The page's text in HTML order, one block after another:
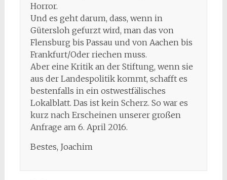
Horror.
Und es geht darum, dass, wenn in
Gütersloh gefurzt wird, man das von
Flensburg bis Passau und von Aachen bis
Frankfurt/Oder riechen muss.
Aber eine Kritik an der Stiftung, wenn sie
aus der Landespolitik kommt, schafft es
bestenfalls in ein ostwestfälisches
Lokalblatt. Das ist kein Scherz. So war es
kurz nach Erscheinen unserer großen
Anfrage am 6. April 2016.
Bestes, Joachim